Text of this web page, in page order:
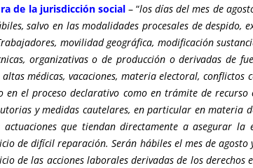
de la jurisdicción social– “los días del mes de
salvo en las modalidades procesales de
movilidad geográfica, modificación
organizativas o de producción o derivadas de
médicas, vacaciones, materia electoral, conflictos
el proceso declarativo como en trámite de recurso
y medidas cautelares, en particular en materia
que tiendan directamente a asegurar la
de difícil reparación. Serán hábiles el mes de
de las acciones laborales derivadas de los derechos